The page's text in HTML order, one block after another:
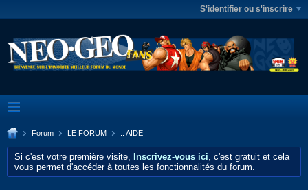
S'identifier ou s'inscrire
Forum LE FORUM .: AIDE
Si c'est votre première visite, Inscrivez-vous ici, c'est gratuit et cela
vous permet d'accéder à toutes les fonctionnalités du forum.